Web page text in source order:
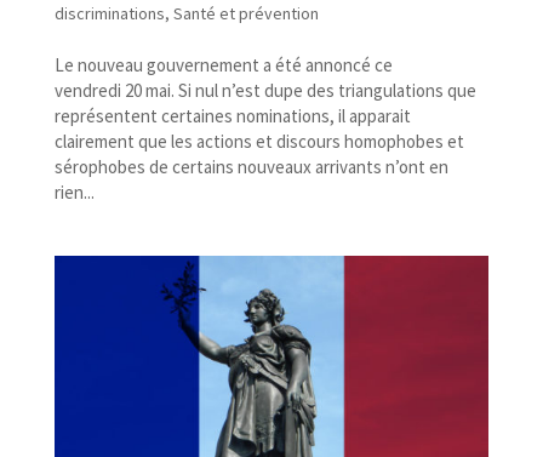
discriminations, Santé et prévention
Le nouveau gouvernement a été annoncé ce
vendredi 20 mai. Si nul n’est dupe des triangulations que
représentent certaines nominations, il apparait
clairement que les actions et discours homophobes et
sérophobes de certains nouveaux arrivants n’ont en
rien...